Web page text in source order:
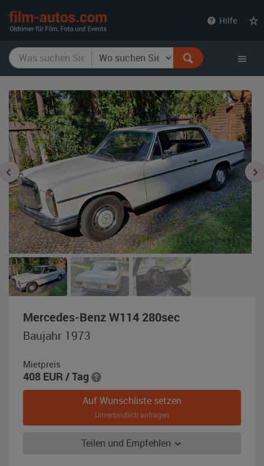
Hilfe
Mercedes-Benz W114 280sec,
Baujahr 1973
Mietpreis
408 EUR / Tag
Auf Wunschliste setzen
Unverbindlich anfragen
Teilen und Empfehlen